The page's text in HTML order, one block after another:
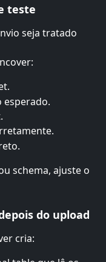
teste
seja tratado
esperado.
schema, ajuste o
do upload
cria: